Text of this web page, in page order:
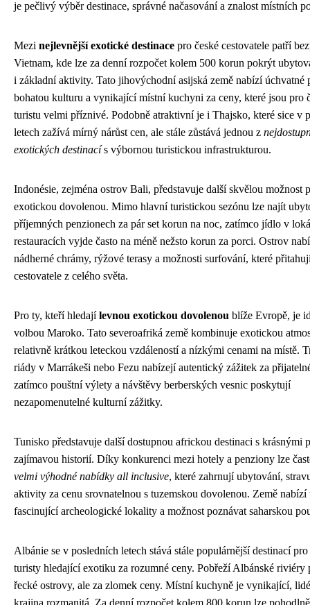
je pečlivý výběr destinace, správné načasování a znalost místních
Mezi nejlevnější exotické destinace pro české cestovatele patří
Vietnam, kde lze za denní rozpočet kolem 500 korun pokrýt
i základní aktivity. Tato jihovýchodní asijská země nabízí úchvatné
bohatou kulturu a vynikající místní kuchyni za ceny, které jsou pro
turistu velmi příznivé. Podobně atraktivní je i Thajsko, které sice v
letech zažívá mírný nárůst cen, ale stále zůstává jednou z
exotických destinacís výbornou turistickou infrastrukturou.
Indonésie, zejména ostrov Bali, představuje další skvělou možnost
exotickou dovolenou. Mimo hlavní turistickou sezónu lze najít
příjemných penzionech za pár set korun na noc, zatímco jídlo v
restauracích vyjde často na méně nežsto korun za porci. Ostrov
nádherné chrámy, rýžové terasy a možnosti surfování, které
cestovatele z celého světa.
Pro ty, kteří hledajílevnou exotickou dovolenou blíže Evropě, je
volbou Maroko. Tato severoafriká země kombinuje exotickou
relativně krátkou leteckou vzdáleností a nízkými cenami na místě.
riády v Marrákeši nebo Fezu nabízejí autentický zážitek za
zatímco pouštní výlety a návštěvy berberských vesnic poskytují
nezapomenutelné kulturní zážitky.
Tunisko představuje další dostupnou africkou destinaci s krásnými
zajímavou historií. Díky konkurenci mezi hotely a penziony lze
velmi výhodné nabídky all inclusive, které zahrnují ubytování,
aktivity za cenu srovnatelnou s tuzemskou dovolenou. Země nabízí
fascinující archeologické lokality a možnost poznávat saharskou
Albánie se v posledních letech stává stále populárnější destinací pro
turisty hledající exotiku za rozumné ceny. Pobřeží Albánské riviéry
řecké ostrovy, ale za zlomek ceny. Místní kuchyně je vynikající,